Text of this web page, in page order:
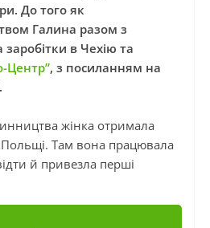
До того як
Галина разом з
заробітки в Чехію та
Центр”, з посиланням на
жінка отримала
Польщі. Там вона працювала
й привезла перші